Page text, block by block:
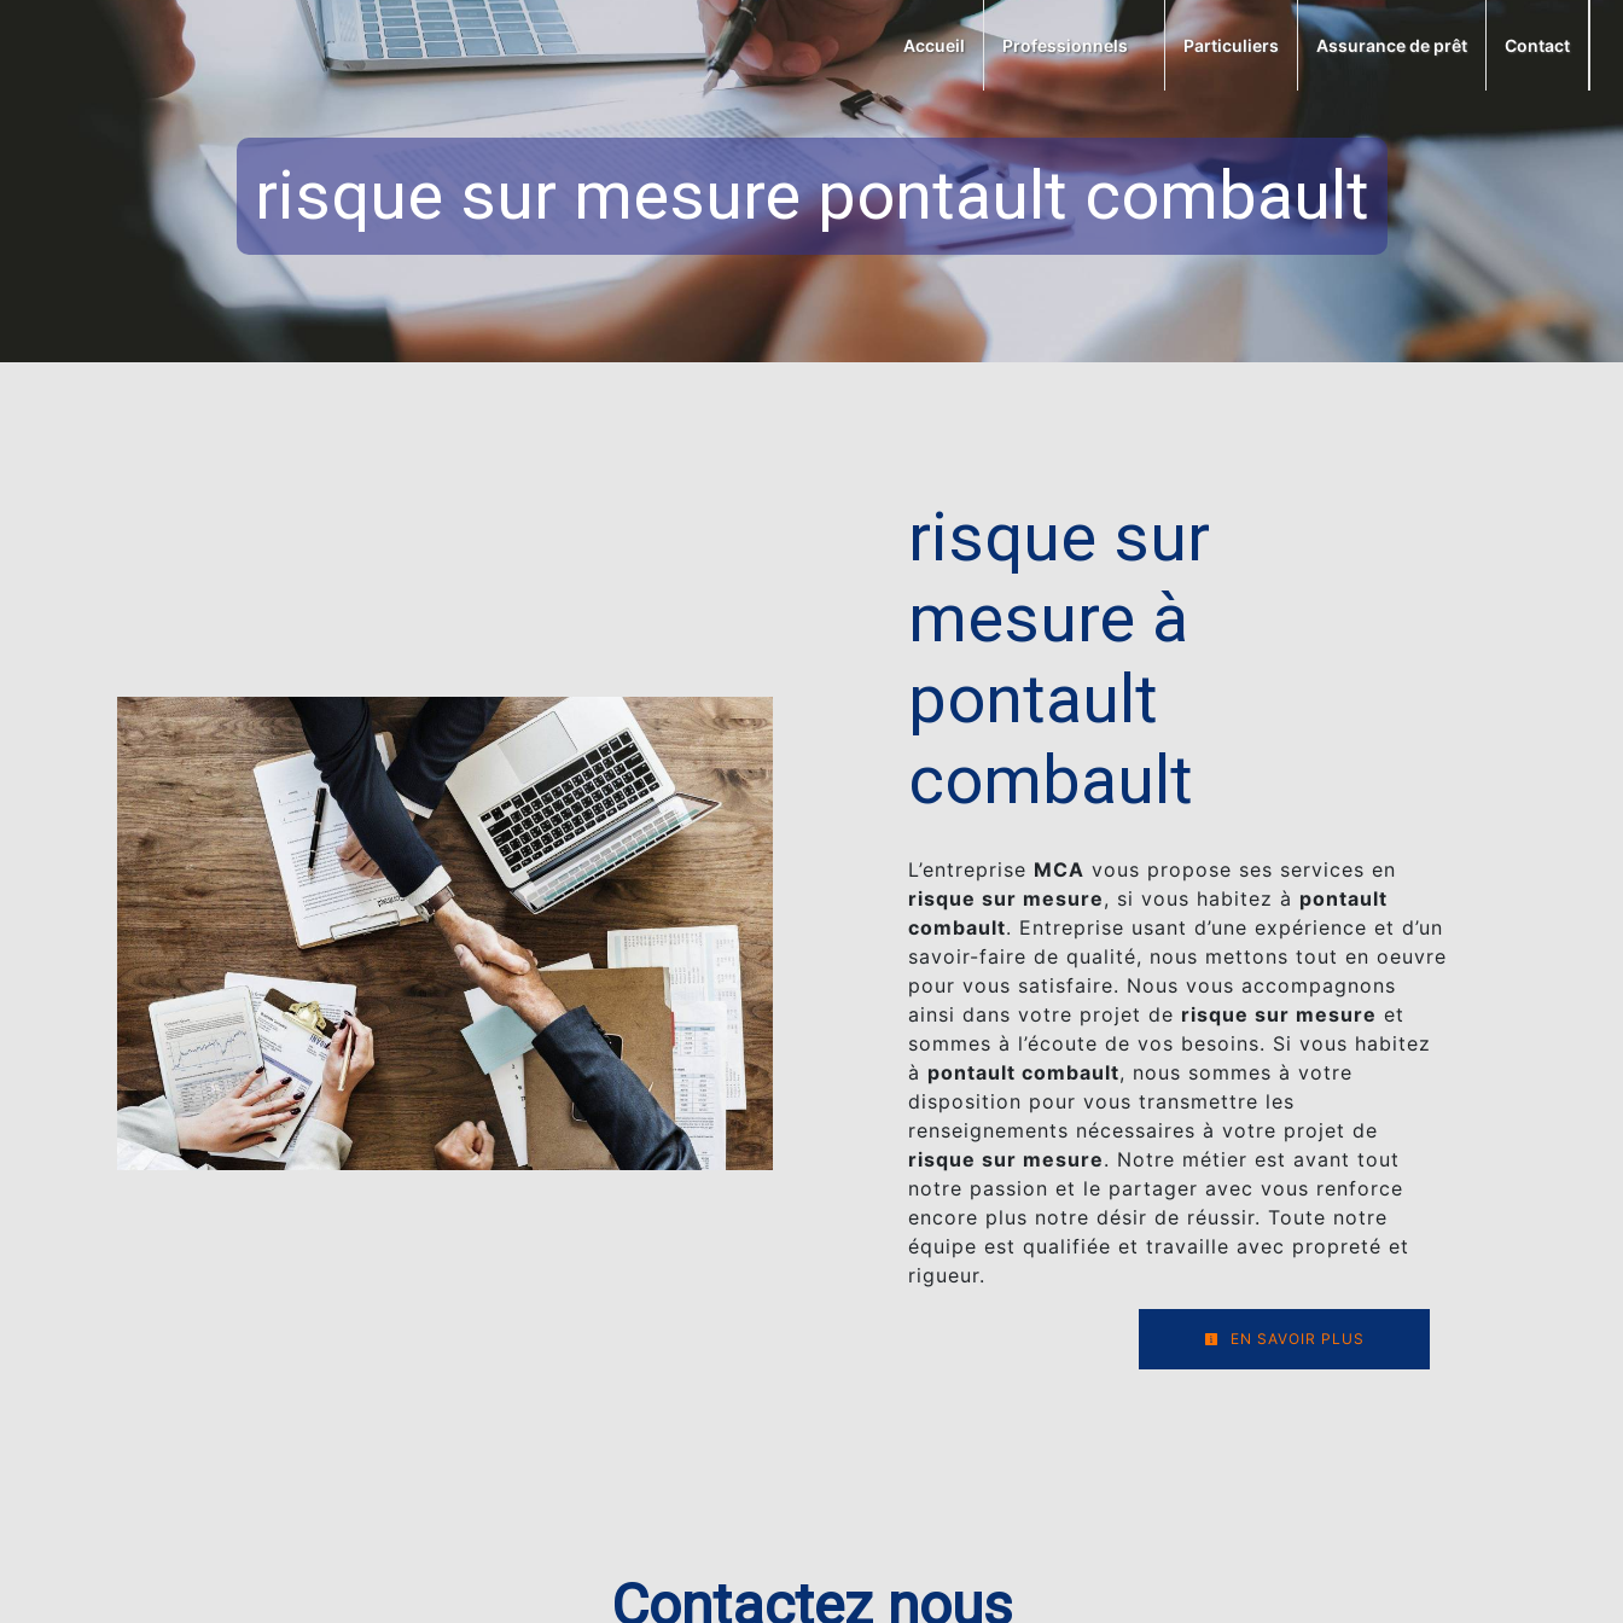
Panneau de gestion des cookies
Accueil Professionnels Particuliers Assurance de prêt Contact
risque sur mesure pontault combault
risque sur
mesure à
pontault
combault
L’entreprise MCA vous propose ses services en
risque sur mesure, si vous habitez à pontault
combault. Entreprise usant d’une expérience et d’un
savoir-faire de qualité, nous mettons tout en oeuvre
pour vous satisfaire. Nous vous accompagnons
ainsi dans votre projet de risque sur mesure et
sommes à l’écoute de vos besoins. Si vous habitez
à pontault combault, nous sommes à votre
disposition pour vous transmettre les
renseignements nécessaires à votre projet de
risque sur mesure. Notre métier est avant tout
notre passion et le partager avec vous renforce
encore plus notre désir de réussir. Toute notre
équipe est qualifiée et travaille avec propreté et
rigueur.
EN SAVOIR PLUS
Contactez nous